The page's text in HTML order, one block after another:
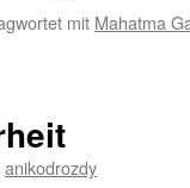
mit Mahatma
anikodrozdy